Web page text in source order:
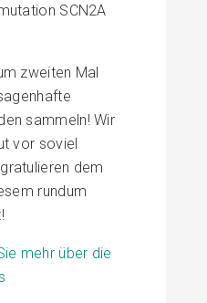
SCN2A
zweiten Mal
sammeln! Wir
vor soviel
dem
rundum
mehr über die